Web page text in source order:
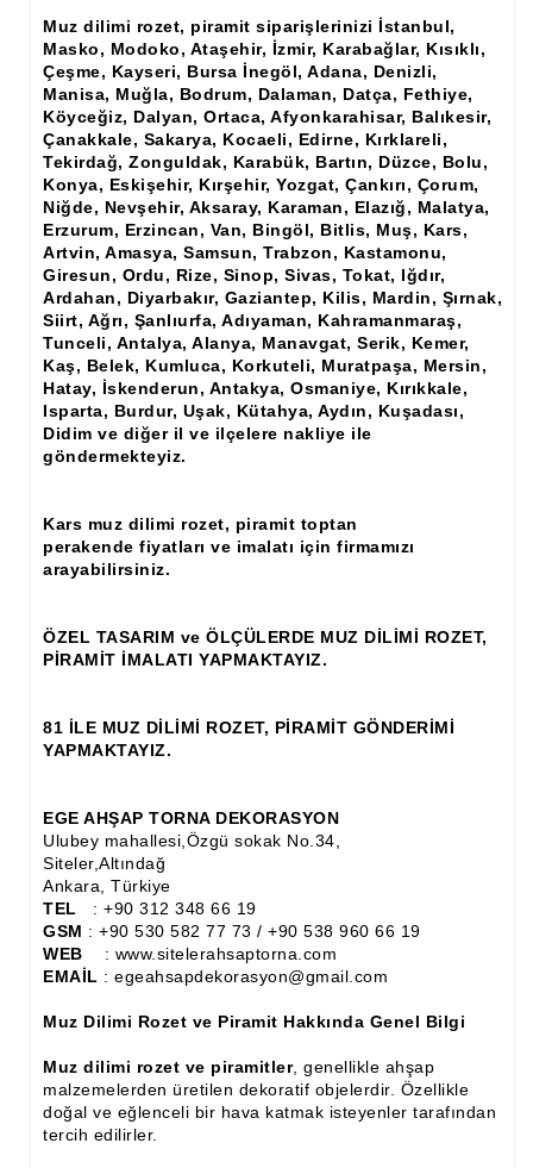
Ham Ahşap Şifonyer İmalatı Modelleri
Ham Ahşap Kitaplık İmalatı, Modelleri
Ham Ahşap Vitrin İmalatı, Modelleri
Ham Ahşap Gümüşlük, Kaşıklık İmalatı, Modelleri
Ham Ahşap Koltuk İmalatı, Modelleri
Ham Ahşap Josefin Koltuk İskelet İmalatı, Modelleri
Ham Ahşap Ayna Çerçeve İmalatı, Modelleri
Ham Ahşap Dekoratif Ürün İmalatı, Modelleri
El Oyması Ham Ahşap Yatak Başlıkları
Ahşap Aksesuarlar
Ahşap Merdiven Dikmeleri
Ahşap Profil Çıta
Ahşap Sütun
Ayons Baskılı Ahşap Çıta Modelleri
Burgulu Çıta İmalatı, Modelleri
Cibinlik
Cnc Ürün Çeşitleri
Diğer Ahşap Ürünler
Dekoratif Çıta İmalatı, Modelleri
İthal Çıta İmalatı, Modelleri
Muz dilimi rozet, piramit siparişlerinizi İstanbul,
Masko, Modoko, Ataşehir, İzmir, Karabağlar, Kısıklı,
Çeşme, Kayseri, Bursa İnegöl, Adana, Denizli,
Manisa, Muğla, Bodrum, Dalaman, Datça, Fethiye,
Köyceğiz, Dalyan, Ortaca, Afyonkarahisar, Balıkesir,
Çanakkale, Sakarya, Kocaeli, Edirne, Kırklareli,
Tekirdağ, Zonguldak, Karabük, Bartın, Düzce, Bolu,
Konya, Eskişehir, Kırşehir, Yozgat, Çankırı, Çorum,
Niğde, Nevşehir, Aksaray, Karaman, Elazığ, Malatya,
Erzurum, Erzincan, Van, Bingöl, Bitlis, Muş, Kars,
Artvin, Amasya, Samsun, Trabzon, Kastamonu,
Giresun, Ordu, Rize, Sinop, Sivas, Tokat, Iğdır,
Ardahan, Diyarbakır, Gaziantep, Kilis, Mardin, Şırnak,
Siirt, Ağrı, Şanlıurfa, Adıyaman, Kahramanmaraş,
Tunceli, Antalya, Alanya, Manavgat, Serik, Kemer,
Kaş, Belek, Kumluca, Korkuteli, Muratpaşa, Mersin,
Hatay, İskenderun, Antakya, Osmaniye, Kırıkkale,
Isparta, Burdur, Uşak, Kütahya, Aydın, Kuşadası,
Didim ve diğer il ve ilçelere nakliye ile
göndermekteyiz.
Kars muz dilimi rozet, piramit toptan
perakende fiyatları ve imalatı için firmamızı
arayabilirsiniz.
ÖZEL TASARIM ve ÖLÇÜLERDE MUZ DİLİMİ ROZET,
PİRAMİT İMALATI YAPMAKTAYIZ.
81 İLE MUZ DİLİMİ ROZET, PİRAMİT GÖNDERİMİ
YAPMAKTAYIZ.
EGE AHŞAP TORNA DEKORASYON
Ulubey mahallesi,Özgü sokak No.34,
Siteler,Altındağ
Ankara, Türkiye
TEL : +90 312 348 66 19
GSM : +90 530 582 77 73 / +90 538 960 66 19
WEB : www.sitelerahsaptorna.com
EMAİL : egeahsapdekorasyon@gmail.com
Muz Dilimi Rozet ve Piramit Hakkında Genel Bilgi
Muz dilimi rozet ve piramitler, genellikle ahşap
malzemelerden üretilen dekoratif objelerdir. Özellikle
doğal ve eğlenceli bir hava katmak isteyenler tarafından
tercih edilirler.